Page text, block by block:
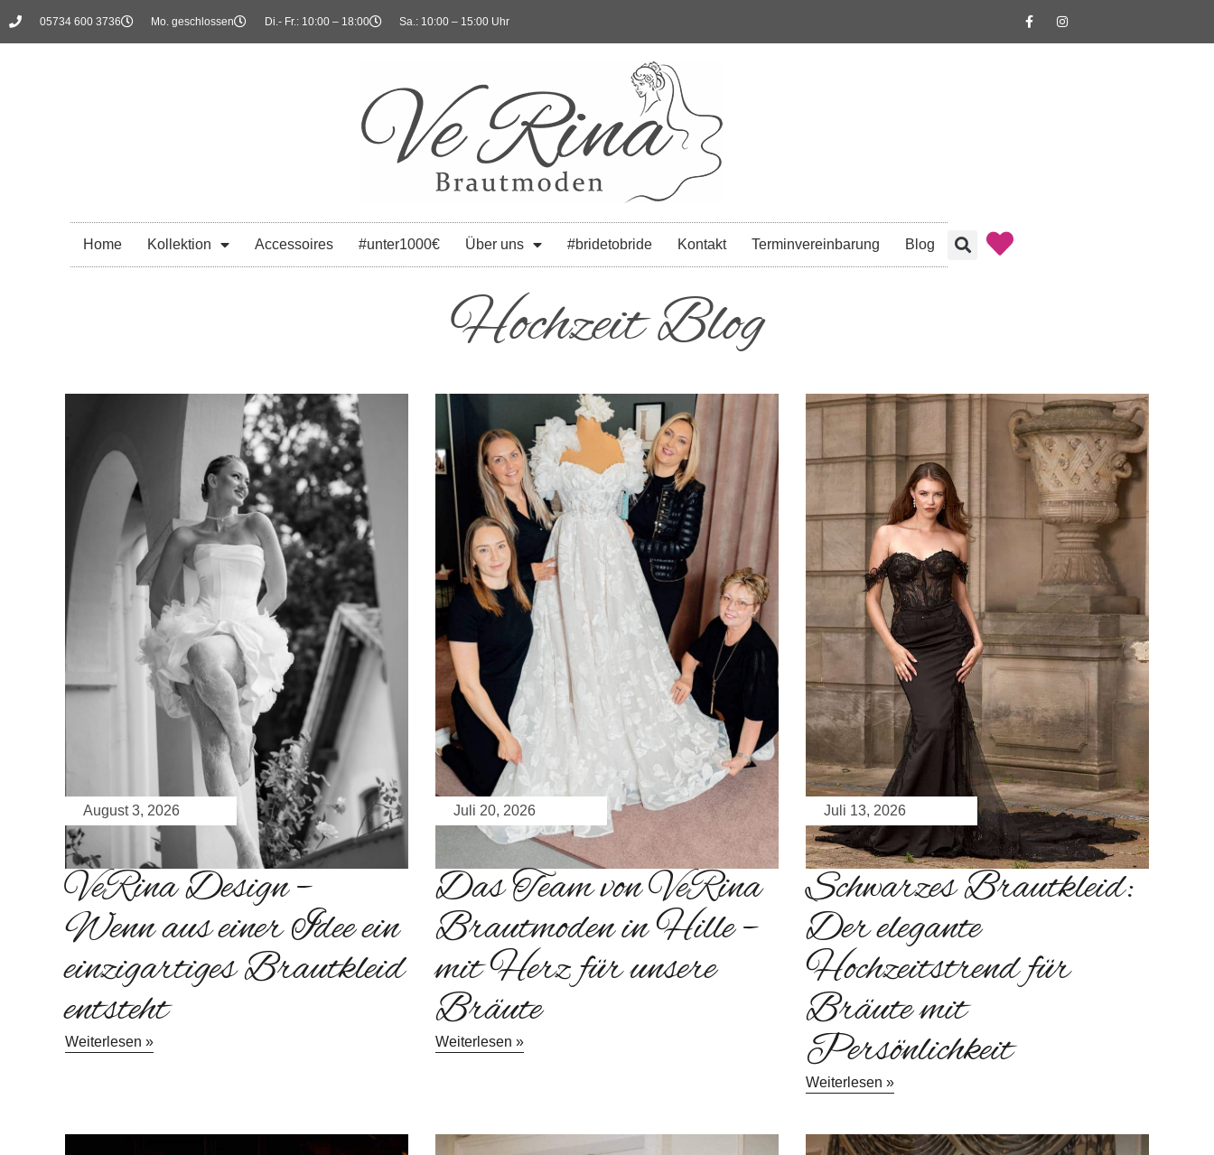
05734 600 3736 Mo. geschlossen Di.- Fr.: 10:00 – 18:00 Sa.: 10:00 – 15:00 Uhr
Home Kollektion Accessoires #unter1000€ Über uns #bridetobride Kontakt Terminvereinbarung Blog
Hochzeit Blog
August 3, 2026
VeRina Design –
Wenn aus einer Idee ein
einzigartiges Brautkleid
entsteht
Weiterlesen »
Juli 20, 2026
Das Team von VeRina
Brautmoden in Hille –
mit Herz für unsere
Bräute
Weiterlesen »
Juli 13, 2026
Schwarzes Brautkleid:
Der elegante
Hochzeitstrend für
Bräute mit
Persönlichkeit
Weiterlesen »